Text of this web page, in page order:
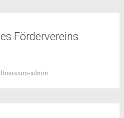
Fördervereins
admin